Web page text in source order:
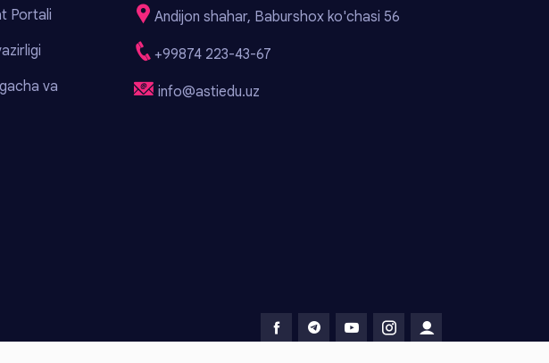
Portali
va
Andijon shahar, Baburshox ko'chasi 56
+99874 223-43-67
info@astiedu.uz